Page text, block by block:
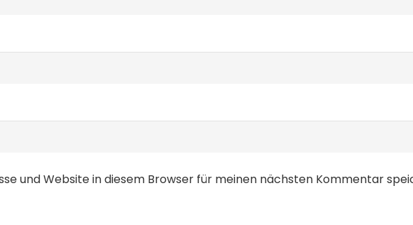
und Website in diesem Browser für meinen nächsten Kommentar